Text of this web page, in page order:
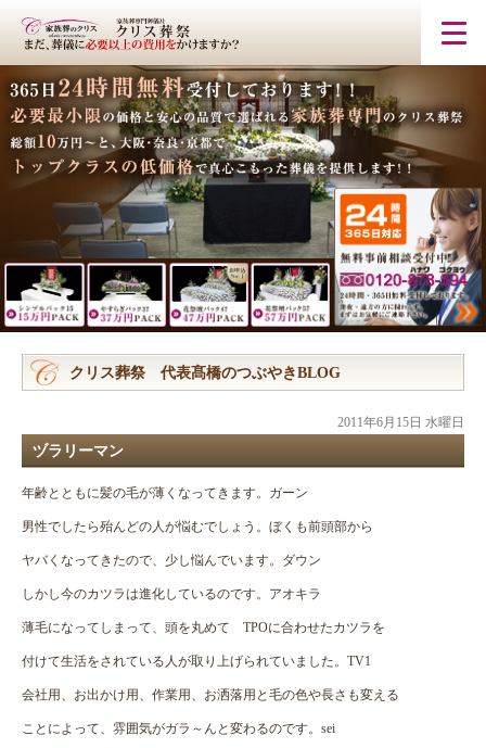
クリス葬祭 代表髙橋のつぶやきBLOG
2011年6月15日 水曜日
ヅラリーマン
年齢とともに髪の毛が薄くなってきます。ガーン
男性でしたら殆んどの人が悩むでしょう。ぼくも前頭部から
ヤバくなってきたので、少し悩んでいます。ダウン
しかし今のカツラは進化しているのです。アオキラ
薄毛になってしまって、頭を丸めて TPOに合わせたカツラを
付けて生活をされている人が取り上げられていました。TV1
会社用、お出かけ用、作業用、お洒落用と毛の色や長さも変える
ことによって、雰囲気がガラ～んと変わるのです。sei